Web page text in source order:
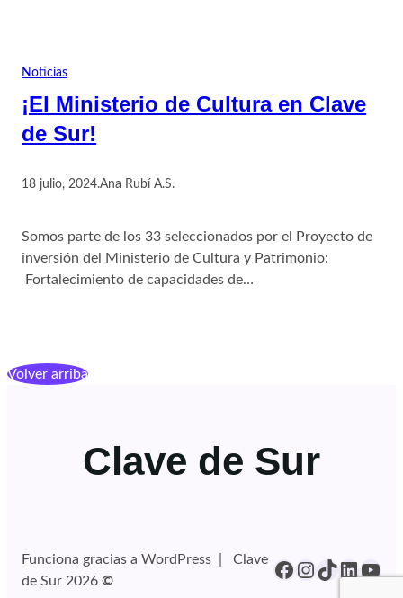
Noticias
¡El Ministerio de Cultura en Clave
de Sur!
18 julio, 2024.Ana Rubí A.S.
Somos parte de los 33 seleccionados por el Proyecto de
inversión del Ministerio de Cultura y Patrimonio:
Fortalecimiento de capacidades de…
Volver arriba
Clave de Sur
Funciona gracias a WordPress | Clave
de Sur 2026 ©
Facebook
Instagram
TikTok